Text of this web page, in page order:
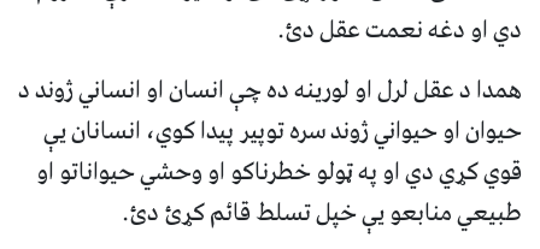
دي او دغه نعمت عقل دئ.
همدا د‌ عقل لرل او لورينه ده چې انسان او انساني ژوند د
حيوان او حيواني ژوند سره توپير پيدا کوي، انسانان يې
قوي کړي دي او په ټولو خطرناکو او وحشي حیواناتو او
طبيعي منابعو يې خپل تسلط قائم کړئ دئ.